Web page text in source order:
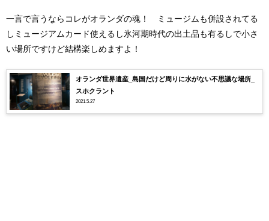
一言で言うならコレがオランダの魂！ ミュージムも併設されてる
しミュージアムカード使えるし氷河期時代の出土品も有るしで小さ
い場所ですけど結構楽しめますよ！
オランダ世界遺産_島国だけど周りに水がない不思議な場所_
スホクラント
2021.5.27